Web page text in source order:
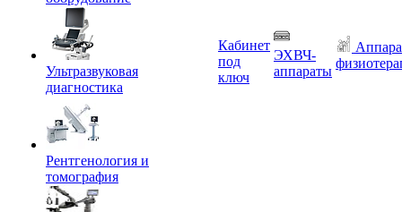
Ультразвуковая
диагностика
Рентгенология и
томография
Кабинет
под
ключ
ЭХВЧ-
аппараты